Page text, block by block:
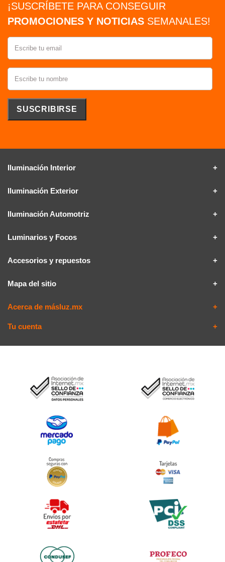
¡SUSCRÍBETE PARA CONSEGUIR
PROMOCIONES Y NOTICIAS SEMANALES!
Iluminación Interior
Iluminación Exterior
Iluminación Automotriz
Luminarios y Focos
Accesorios y repuestos
Mapa del sitio
Acerca de másluz.mx
Tu cuenta